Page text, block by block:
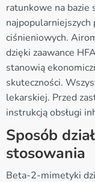
ratunkowe na
ciśnieniowych.
dzięki zaawance
stanowią
skuteczności.
lekarskiej. Przed
instrukcją obsługi
Sposób
stosowania
Beta-2-mimetyki